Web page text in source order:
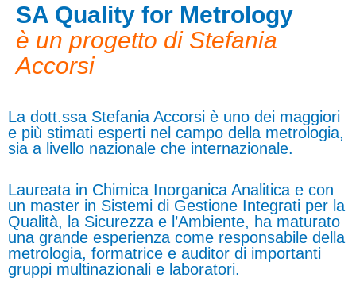
SA Quality for Metrology
è un progetto di Stefania
Accorsi
La dott.ssa Stefania Accorsi è uno dei maggiori
e più stimati esperti nel campo della metrologia,
sia a livello nazionale che internazionale.
Laureata in Chimica Inorganica Analitica e con
un master in Sistemi di Gestione Integrati per la
Qualità, la Sicurezza e l’Ambiente, ha maturato
una grande esperienza come responsabile della
metrologia, formatrice e auditor di importanti
gruppi multinazionali e laboratori.